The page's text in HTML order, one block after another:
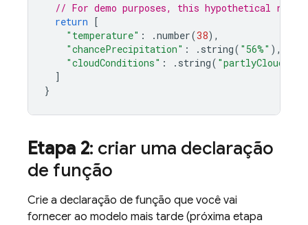
// For demo purposes, this hypothetical
return [
"temperature" : .number(38),
"chancePrecipitation" : . string( "56%" ),
"cloudConditions" : . string( "partlyCloudy"
]
}
Etapa 2: criar uma declaração
de função
Crie a declaração de função que você vai
fornecer ao modelo mais tarde (próxima etapa